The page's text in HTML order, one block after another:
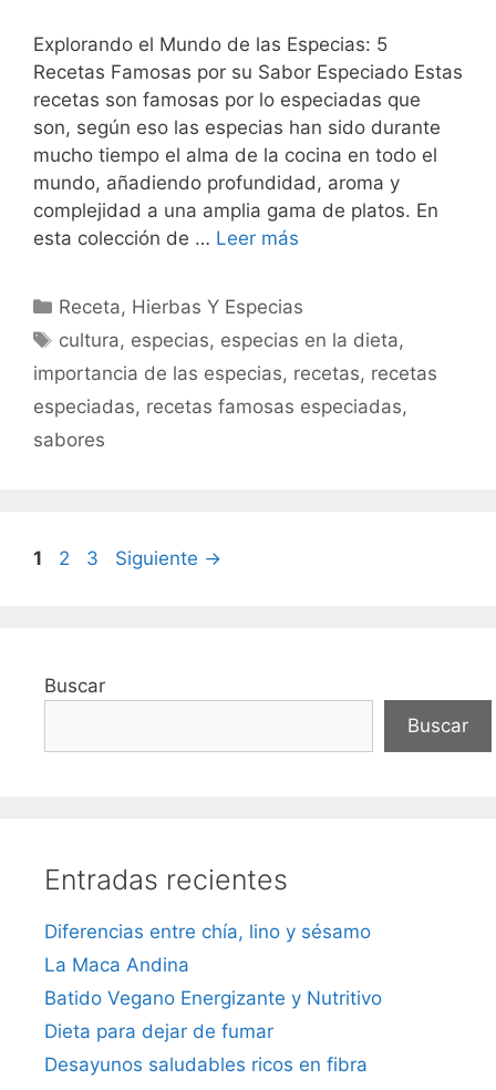
Explorando el Mundo de las Especias: 5
Recetas Famosas por su Sabor Especiado Estas
recetas son famosas por lo especiadas que
son, según eso las especias han sido durante
mucho tiempo el alma de la cocina en todo el
mundo, añadiendo profundidad, aroma y
complejidad a una amplia gama de platos. En
esta colección de … Leer más
Categorías
Receta, Hierbas Y Especias
Etiquetas
cultura, especias, especias en la dieta,
importancia de las especias, recetas, recetas
especiadas, recetas famosas especiadas,
sabores
Página
1 Página
2 Página
3 Siguiente →
Buscar
Buscar
Entradas recientes
Diferencias entre chía, lino y sésamo
La Maca Andina
Batido Vegano Energizante y Nutritivo
Dieta para dejar de fumar
Desayunos saludables ricos en fibra